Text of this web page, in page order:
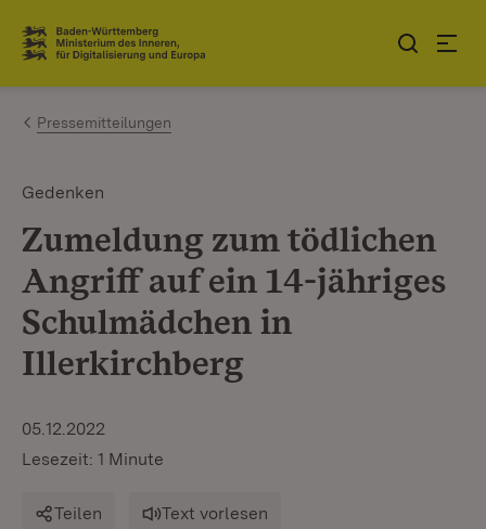
Zum Inhalt springen
Link zur Startseite
Pressemitteilungen
Gedenken
Zumeldung zum tödlichen
Angriff auf ein 14-jähriges
Schulmädchen in
Illerkirchberg
05.12.2022
Lesezeit: 1 Minute
Teilen Text vorlesen